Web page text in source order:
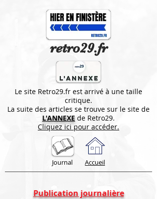
retro29.fr
Le site Retro29.fr est arrivé à une taille
critique.
La suite des articles se trouve sur le site de
L'ANNEXE de Retro29.
Cliquez ici pour accéder.
Journal Accueil
Publication journalière